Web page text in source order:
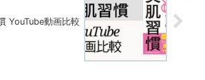
YouTube動画比較